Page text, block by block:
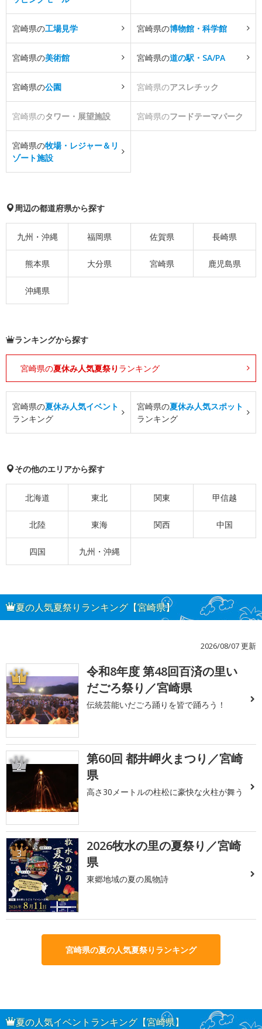
宮崎県の工場見学 宮崎県の博物館・科学館
宮崎県の美術館 宮崎県の道の駅・SA/PA
宮崎県の公園 宮崎県のアスレチック
宮崎県のタワー・展望施設 宮崎県のフードテーマパーク
宮崎県の牧場・レジャー＆リ
ゾート施設
周辺の都道府県から探す
九州・沖縄 福岡県 佐賀県 長崎県
熊本県 大分県 宮崎県 鹿児島県
沖縄県
ランキングから探す
宮崎県の夏休み人気夏祭り ランキング
宮崎県の夏休み人気イベント
ランキング
宮崎県の夏休み人気スポット
ランキング
その他のエリアから探す
北海道 東北 関東 甲信越
北陸 東海 関西 中国
四国 九州・沖縄
夏の人気夏祭りランキング【宮崎県】
2026/08/07 更新
1
令和8年度 第48回百済の里い
だごろ祭り／宮崎県
伝統芸能いだごろ踊りを皆で踊ろう！
2
第60回 都井岬火まつり／宮崎
県
高さ30メートルの柱松に豪快な火柱が舞う
3
2026牧水の里の夏祭り／宮崎
県
東郷地域の夏の風物詩
宮崎県の夏の人気夏祭りランキング
夏の人気イベントランキング【宮崎県】